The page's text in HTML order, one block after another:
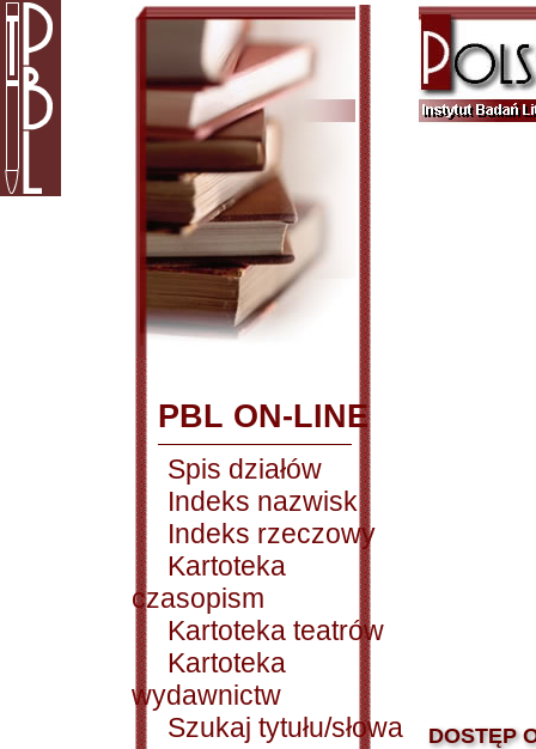
PBL ON-LINE
Spis działów
Indeks nazwisk
Indeks rzeczowy
Kartoteka
czasopism
Kartoteka teatrów
Kartoteka
wydawnictw
Szukaj tytułu/słowa
DOSTĘP